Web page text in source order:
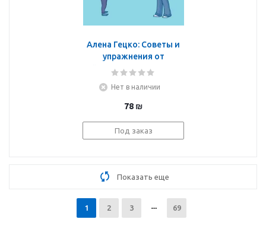
Алена Гецко: Советы и
упражнения от
нейропсихолога. От 3 до
Нет в наличии
78 ₪
Под заказ
Показать еще
1 2 3 69